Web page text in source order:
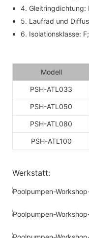
4. Gleitringdichtung:
5. Laufrad und
6. Isolationsklasse:
Modell
PSH-ATL033
PSH-ATL050
PSH-ATL080
PSH-ATL100
Werkstatt: